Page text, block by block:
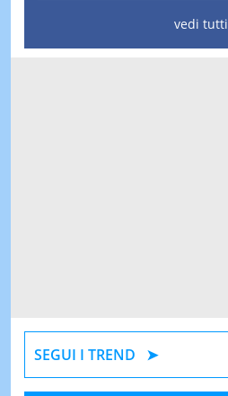
vedi tutti
SEGUI I TREND